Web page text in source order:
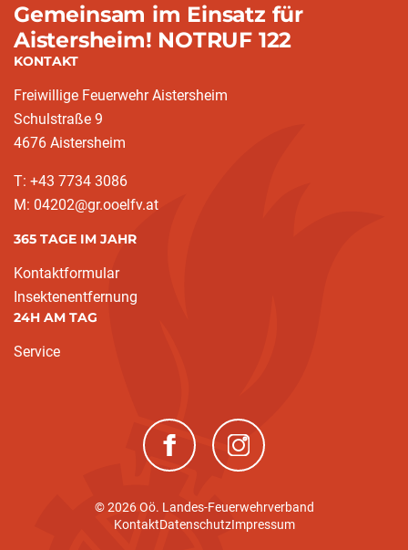
Gemeinsam im Einsatz für
Aistersheim! NOTRUF 122
KONTAKT
Freiwillige Feuerwehr Aistersheim
Schulstraße 9
4676 Aistersheim
T: +43 7734 3086
M: 04202@gr.ooelfv.at
365 TAGE IM JAHR
Kontaktformular
Insektenentfernung
24H AM TAG
Service
(neues Fenster)(neues Fenster)
© 2026 Oö. Landes-Feuerwehrverband
KontaktDatenschutzImpressum